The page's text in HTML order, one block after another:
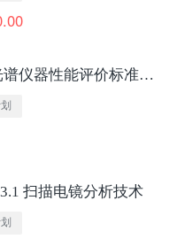
原子光谱仪器性能评价标准解读——T/CSTM 00962-2022（火花光谱仪）&amp; T/CSTM 00964-2022（通则）
扫描电镜分析技术